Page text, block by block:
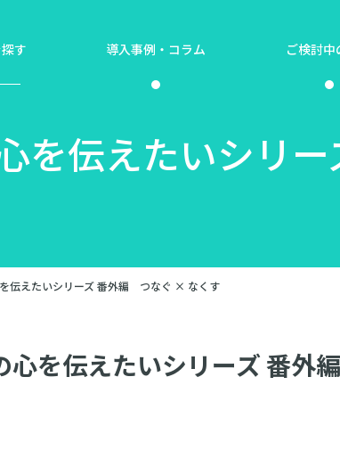
す 導入事例・コラム ご検討中
を伝えたいシリ
伝えたいシリーズ 番外編 つなぐ × なくす
を伝えたいシリーズ 番外